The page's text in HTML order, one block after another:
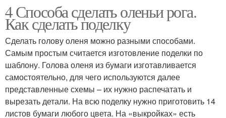
4 Способа сделать оленьи рога.
Как сделать поделку
Сделать голову оленя можно разными способами.
Самым простым считается изготовление поделки по
шаблону. Голова оленя из бумаги изготавливается
самостоятельно, для чего используются далее
представленные схемы – их нужно распечатать и
вырезать детали. На всю поделку нужно приготовить 14
листов бумаги любого цвета. На «выкройках» есть